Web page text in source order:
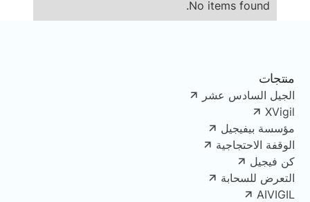
No items found.
منتجات
الجيل السادس عشر
XVigil
مؤسسة بيفيجيل
الوقفة الاحتجاجية
كن فيجيل
التعرض للسحابة
AIVIGIL